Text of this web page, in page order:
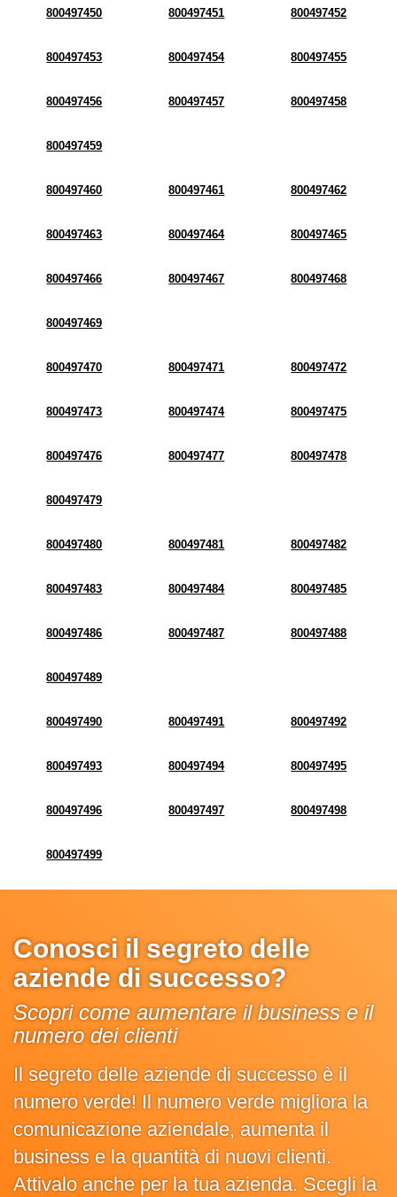
800497450 800497451 800497452
800497453 800497454 800497455
800497456 800497457 800497458
800497459
800497460 800497461 800497462
800497463 800497464 800497465
800497466 800497467 800497468
800497469
800497470 800497471 800497472
800497473 800497474 800497475
800497476 800497477 800497478
800497479
800497480 800497481 800497482
800497483 800497484 800497485
800497486 800497487 800497488
800497489
800497490 800497491 800497492
800497493 800497494 800497495
800497496 800497497 800497498
800497499
Conosci il segreto delle
aziende di successo?
Scopri come aumentare il business e il
numero dei clienti
Il segreto delle aziende di successo è il
numero verde! Il numero verde migliora la
comunicazione aziendale, aumenta il
business e la quantità di nuovi clienti.
Attivalo anche per la tua azienda. Scegli la